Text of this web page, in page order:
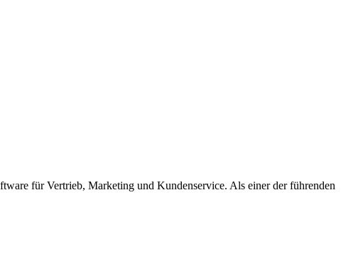
für Vertrieb, Marketing und Kundenservice. Als einer der führenden